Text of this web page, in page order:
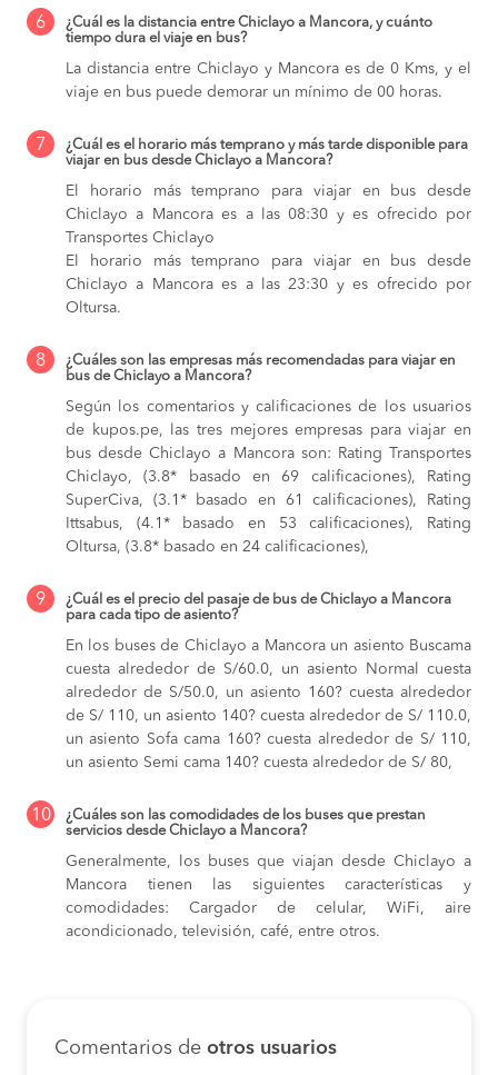
6
¿Cuál es la distancia entre Chiclayo a Mancora, y cuánto
tiempo dura el viaje en bus?
La distancia entre Chiclayo y Mancora es de 0 Kms, y el
viaje en bus puede demorar un mínimo de 00 horas.
7
¿Cuál es el horario más temprano y más tarde disponible para
viajar en bus desde Chiclayo a Mancora?
El horario más temprano para viajar en bus desde
Chiclayo a Mancora es a las 08:30 y es ofrecido por
Transportes Chiclayo
El horario más temprano para viajar en bus desde
Chiclayo a Mancora es a las 23:30 y es ofrecido por
Oltursa.
8
¿Cuáles son las empresas más recomendadas para viajar en
bus de Chiclayo a Mancora?
Según los comentarios y calificaciones de los usuarios
de kupos.pe, las tres mejores empresas para viajar en
bus desde Chiclayo a Mancora son: Rating Transportes
Chiclayo, (3.8* basado en 69 calificaciones), Rating
SuperCiva, (3.1* basado en 61 calificaciones), Rating
Ittsabus, (4.1* basado en 53 calificaciones), Rating
Oltursa, (3.8* basado en 24 calificaciones),
9
¿Cuál es el precio del pasaje de bus de Chiclayo a Mancora
para cada tipo de asiento?
En los buses de Chiclayo a Mancora un asiento Buscama
cuesta alrededor de S/60.0, un asiento Normal cuesta
alrededor de S/50.0, un asiento 160? cuesta alrededor
de S/ 110, un asiento 140? cuesta alrededor de S/ 110.0,
un asiento Sofa cama 160? cuesta alrededor de S/ 110,
un asiento Semi cama 140? cuesta alrededor de S/ 80,
10
¿Cuáles son las comodidades de los buses que prestan
servicios desde Chiclayo a Mancora?
Generalmente, los buses que viajan desde Chiclayo a
Mancora tienen las siguientes características y
comodidades: Cargador de celular, WiFi, aire
acondicionado, televisión, café, entre otros.
Comentarios de otros usuarios